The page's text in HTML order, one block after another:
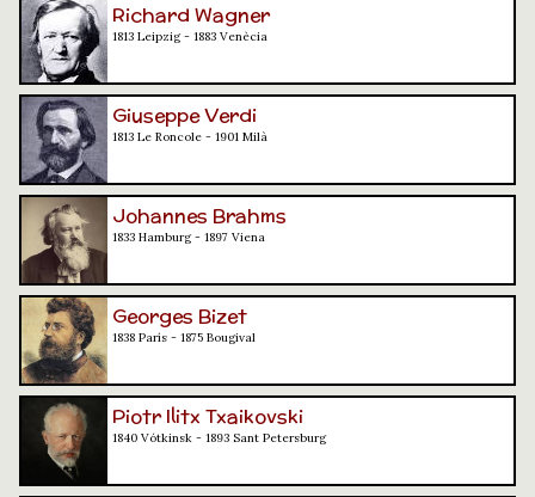
Richard Wagner
1813 Leipzig - 1883 Venècia
Giuseppe Verdi
1813 Le Roncole - 1901 Milà
Johannes Brahms
1833 Hamburg - 1897 Viena
Georges Bizet
1838 París - 1875 Bougival
Piotr Ilitx Txaikovski
1840 Vótkinsk - 1893 Sant Petersburg